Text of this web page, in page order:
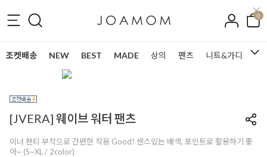
0
조켓배송 NEW BEST MADE 상의 팬츠 니트&가디건
[JVERA] 웨이브 워터 팬츠
이너 팬티 부착으로 간편한 착용 Good! 센스있는 배색, 포인트로 활용하기 좋
아~ (S~XL / 2color)